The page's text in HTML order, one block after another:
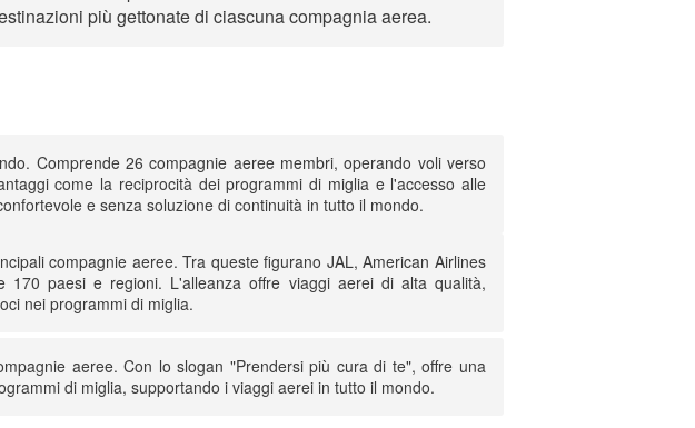
più gettonate di ciascuna compagnia aerea.
Comprende 26 compagnie aeree membri, operando voli verso
come la reciprocità dei programmi di miglia e l'accesso alle
e senza soluzione di continuità in tutto il mondo.
compagnie aeree. Tra queste figurano JAL, American Airlines
paesi e regioni. L'alleanza offre viaggi aerei di alta qualità,
nei programmi di miglia.
aeree. Con lo slogan "Prendersi più cura di te", offre una
di miglia, supportando i viaggi aerei in tutto il mondo.